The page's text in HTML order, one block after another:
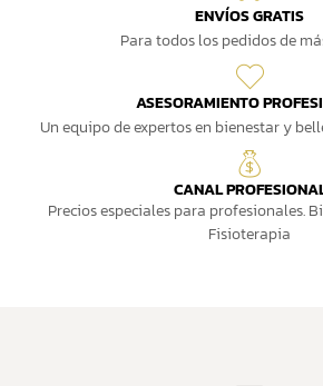
ENVÍOS GRATIS
Para todos los pedidos de
ASESORAMIENTO
Un equipo de expertos en bienestar y
CANAL
Precios especiales para profesionales.
Fisioterapia